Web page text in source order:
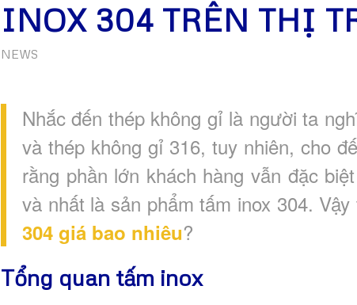
INOX 304 TRÊN THỊ
NEWS
Nhắc đến thép không gỉ là người ta
và thép không gỉ 316, tuy nhiên, cho
rằng phần lớn khách hàng vẫn đặc
và nhất là sản phẩm tấm inox 304.
304 giá bao nhiêu?
Tổng quan tấm inox